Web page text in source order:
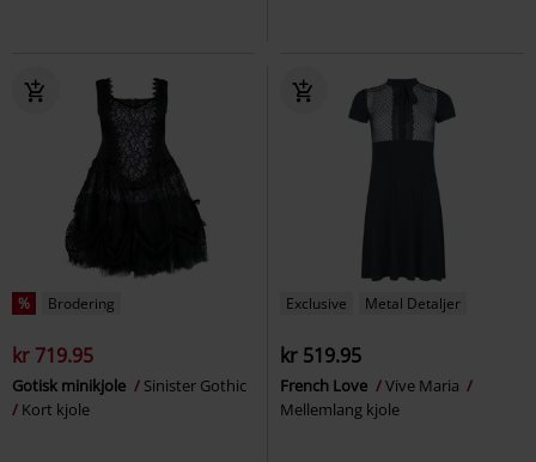
% Brodering
kr 719.95
Gotisk minikjole
Sinister Gothic
Kort kjole
Exclusive Metal Detaljer
kr 519.95
French Love
Vive Maria
Mellemlang kjole